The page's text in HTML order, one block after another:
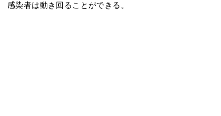
感染者は動き回ることができる。